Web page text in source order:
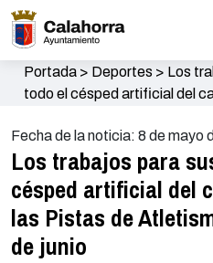
Portada> Deportes > Los
todo el césped artificial del
Fecha de la noticia: 8 de mayo
Los trabajos para
césped artificial del
las Pistas de
de junio